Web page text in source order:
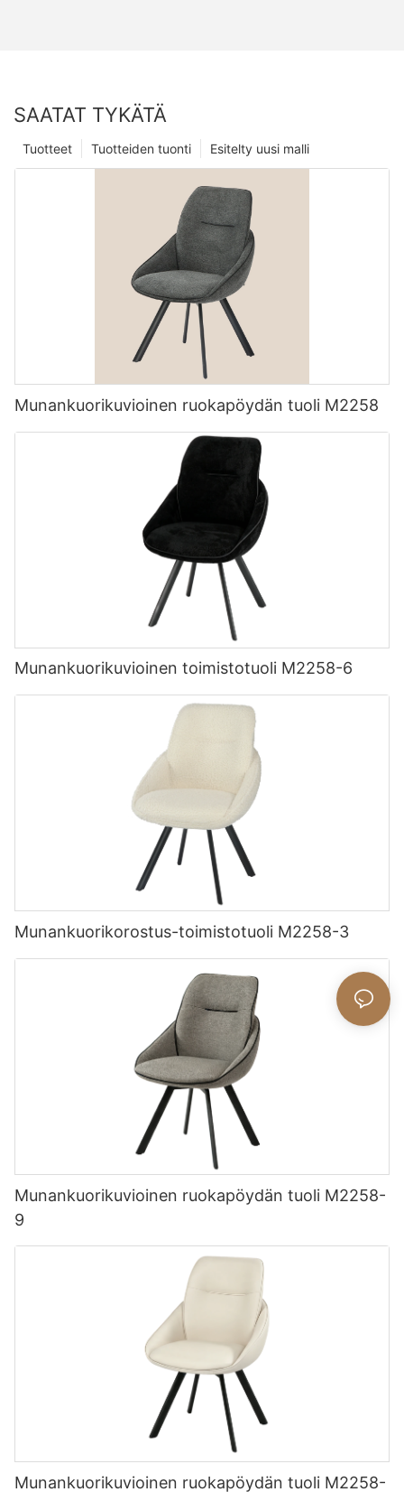
SAATAT TYKÄTÄ
Esitelty uusi malli
Tuotteiden tuonti
Tuotteet
Munankuorikuvioinen ruokapöydän tuoli M2258
Munankuorikuvioinen toimistotuoli M2258-6
Munankuorikorostus-toimistotuoli M2258-3
Munankuorikuvioinen ruokapöydän tuoli M2258-
9
Munankuorikuvioinen ruokapöydän tuoli M2258-